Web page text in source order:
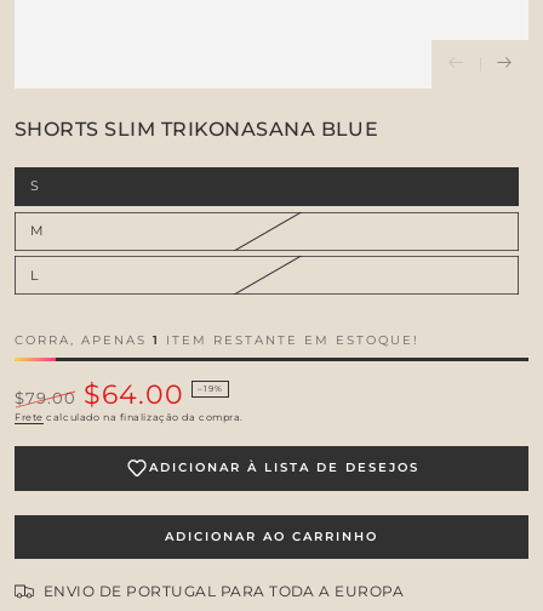
SHORTS SLIM TRIKONASANA BLUE
S
M
L
CORRA, APENAS 1 ITEM RESTANTE EM ESTOQUE!
Preço
$79.00
Preço
venda
$64.00 –19%
Frete calculado na finalização da compra.
ADICIONAR À LISTA DE DESEJOS
ADICIONAR AO CARRINHO
ENVIO DE PORTUGAL PARA TODA A EUROPA